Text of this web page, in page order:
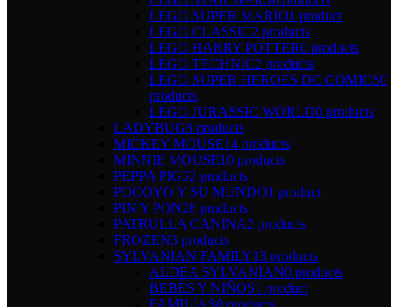
LEGO SUPER MARIO1 product
LEGO CLASSIC2 products
LEGO HARRY POTTER0 products
LEGO TECHNIC2 products
LEGO SUPER HEROES DC COMICS0
products
LEGO JURASSIC WORLD0 products
LADYBUG8 products
MICKEY MOUSE14 products
MINNIE MOUSE10 products
PEPPA PIG32 products
POCOYO Y SU MUNDO1 product
PIN Y PON28 products
PATRULLA CANINA2 products
FROZEN3 products
SYLVANIAN FAMILY13 products
ALDEA SYLVANIAN0 products
BEBÉS Y NIÑOS1 product
FAMILIAS0 products